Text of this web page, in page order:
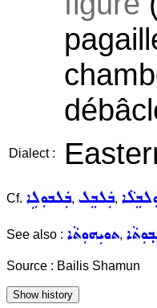
Dialect :
Cf. ܒܲܠܒܘܼܠܹܐ, ܒܲܠܒܸܠ,
See also : ܬܘܝܼܗܘܼܬܵܐ,
Source : Bailis Shamun